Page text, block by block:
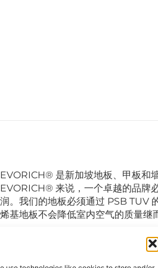
EVORICH® 是新加坡地板、甲板和
EVORICH® 来说，一个卓越的品牌
润。我们的地板必须通过 PSB TUV
烯基地板不会降低室内空气的质量继